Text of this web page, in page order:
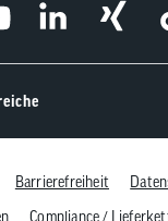
Barrierefreiheit
Compliance /